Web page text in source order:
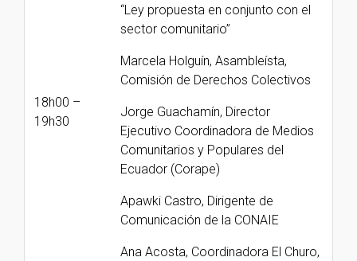
18h00 –
19h30
“Ley propuesta en conjunto con el
sector comunitario”
Marcela Holguín, Asambleísta,
Comisión de Derechos Colectivos
Jorge Guachamín, Director
Ejecutivo Coordinadora de Medios
Comunitarios y Populares del
Ecuador (Corape)
Apawki Castro, Dirigente de
Comunicación de la CONAIE
Ana Acosta, Coordinadora El Churo,